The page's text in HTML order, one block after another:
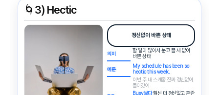
🌀 3) Hectic
정신없이 바쁜 상태
의미
할 일이 많아서 눈코 뜰 새 없이
바쁜 상태
예문
My schedule has been so
hectic this week.
이번 주 내 스케줄 진짜 정신없이
돌아갔어.
Busy보다훨씬 더 정신없고 혼란